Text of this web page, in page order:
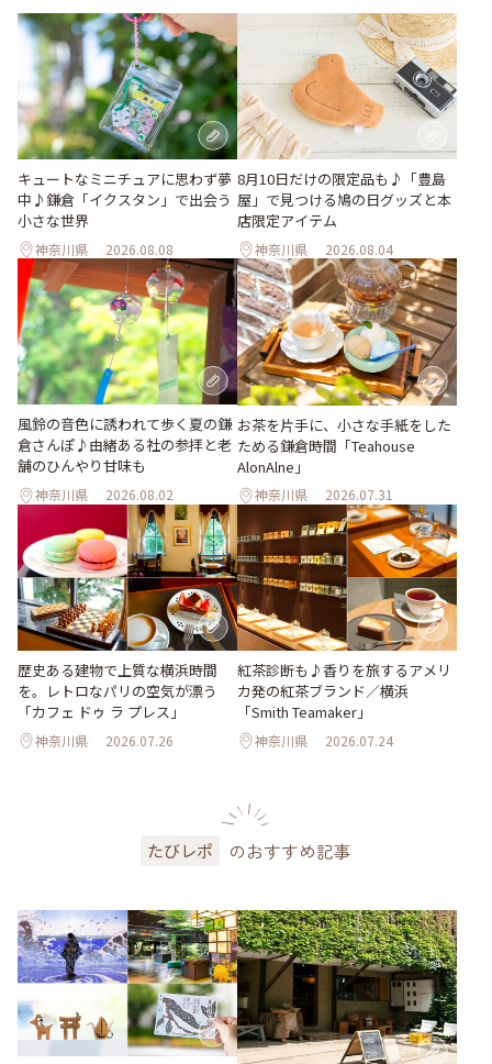
キュートなミニチュアに思わず夢
中♪鎌倉「イクスタン」で出会う
小さな世界
神奈川県 2026.08.08
8月10日だけの限定品も♪「豊島
屋」で見つける鳩の日グッズと本
店限定アイテム
神奈川県 2026.08.04
風鈴の音色に誘われて歩く夏の鎌
倉さんぽ♪由緒ある社の参拝と老
舗のひんやり甘味も
神奈川県 2026.08.02
お茶を片手に、小さな手紙をした
ためる鎌倉時間「Teahouse
AlonAlne」
神奈川県 2026.07.31
歴史ある建物で上質な横浜時間
を。レトロなパリの空気が漂う
「カフェ ドゥ ラ プレス」
神奈川県 2026.07.26
紅茶診断も♪香りを旅するアメリ
カ発の紅茶ブランド／横浜
「Smith Teamaker」
神奈川県 2026.07.24
たびレポ のおすすめ記事